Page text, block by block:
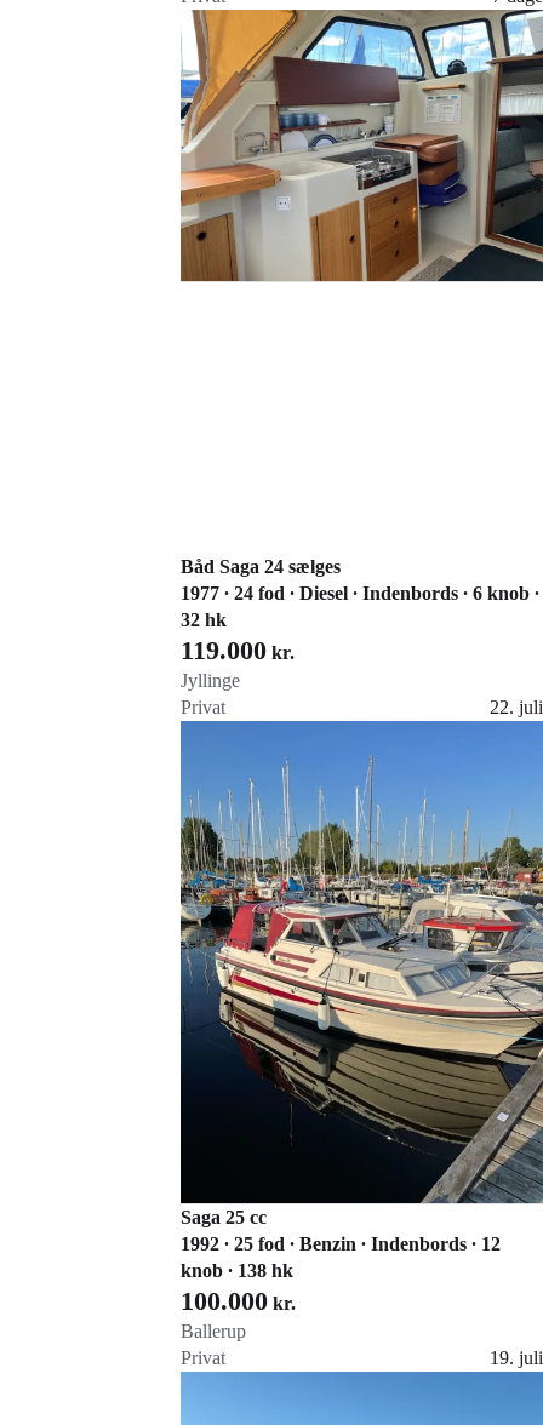
Føj til favoritter
Gå til annoncen
Båd Saga 24 sælges
1977 ∙ 24 fod ∙ Diesel ∙ Indenbords ∙ 6 knob ∙
32 hk
119.000 kr.
Jyllinge
Privat
22. juli
Føj til favoritter
Saga 25 cc
1992 ∙ 25 fod ∙ Benzin ∙ Indenbords ∙ 12
knob ∙ 138 hk
100.000 kr.
Ballerup
Privat
19. juli